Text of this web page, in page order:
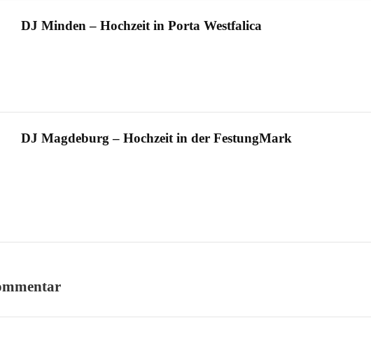
DJ Minden – Hochzeit in Porta Westfalica
DJ Magdeburg – Hochzeit in der FestungMark